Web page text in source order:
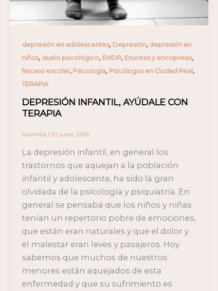
depresión en adolescentes, Depresión, depresión en
niños, duelo psicológico, EMDR, Enuresis y encopresis,
fracaso escolar, Psicología, Psicólogos en Ciudad Real,
TERAPIA
DEPRESIÓN INFANTIL, AYÚDALE CON
TERAPIA
MarMilla / 27 junio, 2016
La depresión infantil, en general los
trastornos que aquejan a la población
infantil y adolescente, ha sido la gran
olvidada de la psicología y psiquiatría. En
general se pensaba que los niños y niñas
tenían un repertorio pobre de emociones,
que están eran naturales y que el dolor y
el malestar eran leves y pasajeros. Hoy
sabemos que muchos de nuestros
menores están aquejados de esta
enfermedad y que su sufrimiento es